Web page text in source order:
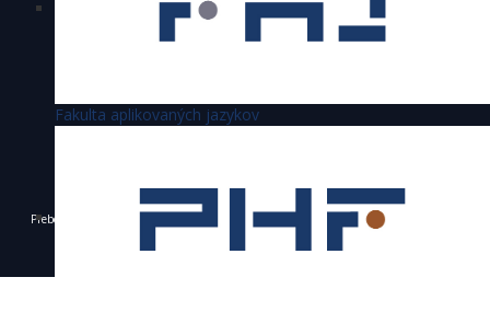
Fakulta aplikovaných jazykov
Preberanie textov, fotografií a iných materiálov je dovolené výhradne len s povolením
© 1940 - 2026 Ekonomická univerzita v Bratislave